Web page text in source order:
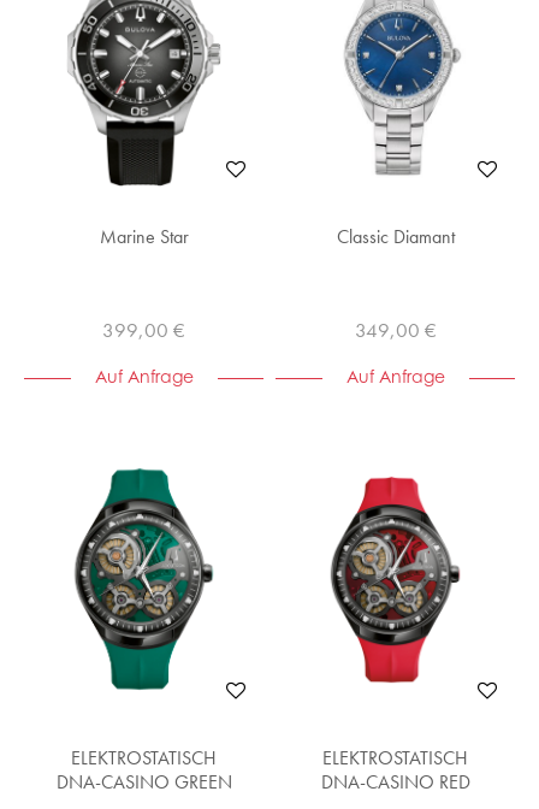
Marine Star
399,00 €
Auf Anfrage
Classic Diamant
349,00 €
Auf Anfrage
ELEKTROSTATISCH
DNA-CASINO GREEN
ELEKTROSTATISCH
DNA-CASINO RED